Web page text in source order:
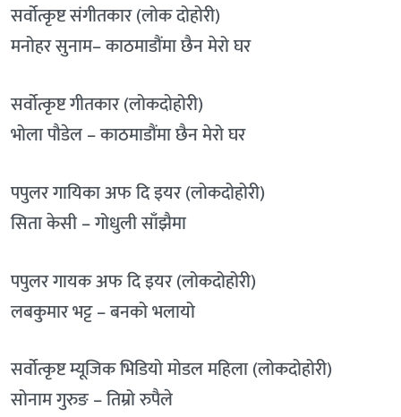
सर्वोत्कृष्ट संगीतकार (लोक दोहोरी)
मनोहर सुनाम– काठमाडौंमा छैन मेरो घर
सर्वोत्कृष्ट गीतकार (लोकदोहोरी)
भोला पौडेल – काठमाडौंमा छैन मेरो घर
पपुलर गायिका अफ दि इयर (लोकदोहोरी)
सिता केसी – गोधुली साँझैमा
पपुलर गायक अफ दि इयर (लोकदोहोरी)
लबकुमार भट्ट – बनको भलायो
सर्वोत्कृष्ट म्यूजिक भिडियो मोडल महिला (लोकदोहोरी)
सोनाम गुरुङ – तिम्रो रुपैले